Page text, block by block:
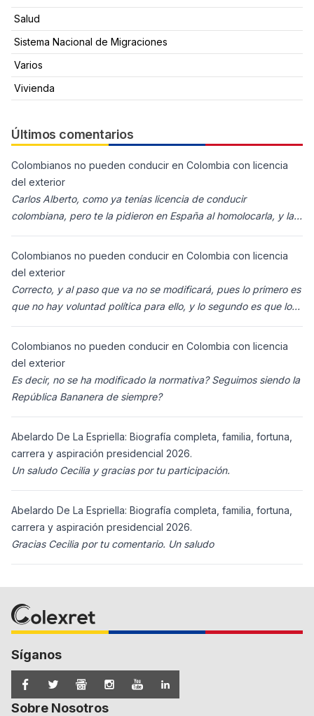
Salud
Sistema Nacional de Migraciones
Varios
Vivienda
Últimos comentarios
Colombianos no pueden conducir en Colombia con licencia
del exterior
Carlos Alberto, como ya tenías licencia de conducir
colombiana, pero te la pidieron en España al homolocarla, y la
Colombianos no pueden conducir en Colombia con licencia
del exterior
Correcto, y al paso que va no se modificará, pues lo primero es
que no hay voluntad política para ello, y lo segundo es que los
Colombianos no pueden conducir en Colombia con licencia
del exterior
Es decir, no se ha modificado la normativa? Seguimos siendo la
República Bananera de siempre?
Abelardo De La Espriella: Biografía completa, familia, fortuna,
carrera y aspiración presidencial 2026.
Un saludo Cecilia y gracias por tu participación.
Abelardo De La Espriella: Biografía completa, familia, fortuna,
carrera y aspiración presidencial 2026.
Gracias Cecilia por tu comentario. Un saludo
Síganos
Sobre Nosotros